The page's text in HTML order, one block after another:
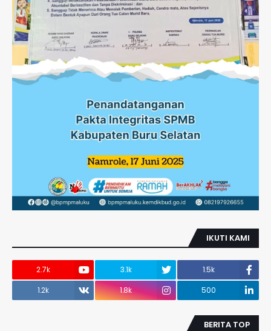
IKUTI KAMI
1.5k
3.1k
2.7k
500
1.8k
1.2k
BERITA TOP